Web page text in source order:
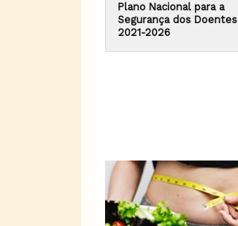
Plano Nacional para a
Segurança dos Doentes
2021-2026